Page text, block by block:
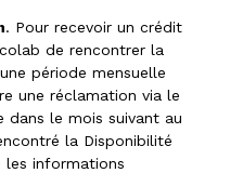
. Pour recevoir un crédit
de rencontrer la
période mensuelle
une réclamation via le
le mois suivant au
la Disponibilité
les informations